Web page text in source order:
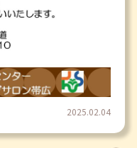
2025.02.04